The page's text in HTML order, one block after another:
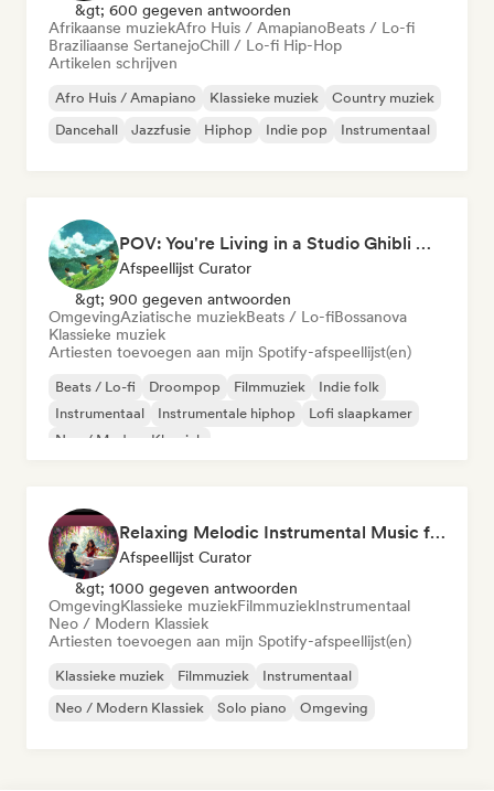
&gt; 600 gegeven antwoorden
Afrikaanse muziekAfro Huis / AmapianoBeats / Lo-fi
Braziliaanse SertanejoChill / Lo-fi Hip-Hop
Artikelen schrijven
Afro Huis / Amapiano Klassieke muziek
Country muziek
Dancehall
Jazzfusie Hiphop Indie pop Instrumentaal
POV: You're Living in a Studio Ghibli Movie 🌱 Neo-Classical Piano & Dream Pop
Afspeellijst Curator
&gt; 900 gegeven antwoorden
OmgevingAziatische muziekBeats / Lo-fiBossanova
Klassieke muziek
Artiesten toevoegen aan mijn Spotify-afspeellijst(en)
Beats / Lo-fi Droompop Filmmuziek
Indie folk
Instrumentaal
Instrumentale hiphop
Lofi slaapkamer
Neo / Modern Klassiek
Relaxing Melodic Instrumental Music for Reading and Studying
Afspeellijst Curator
&gt; 1000 gegeven antwoorden
OmgevingKlassieke muziekFilmmuziekInstrumentaal
Neo / Modern Klassiek
Artiesten toevoegen aan mijn Spotify-afspeellijst(en)
Klassieke muziek Filmmuziek
Instrumentaal
Neo / Modern Klassiek
Solo piano Omgeving